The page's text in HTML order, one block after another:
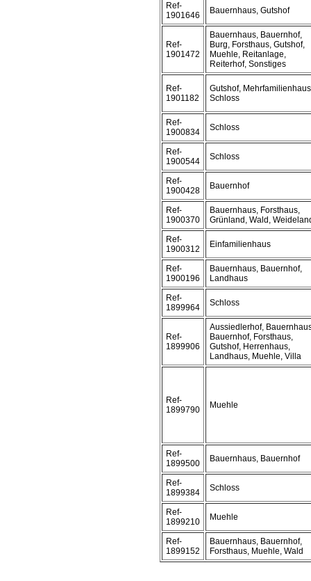
Ref-
1901646
Bauernhaus, Gutshof
Ref-
1901472
Bauernhaus, Bauernhof,
Burg, Forsthaus, Gutshof,
Muehle, Reitanlage,
Reiterhof, Sonstiges
Ref-
1901182
Gutshof,
Schloss
Ref-
1900834
Schloss
Ref-
1900544
Schloss
Ref-
1900428
Bauernhof
Ref-
1900370
Bauernhaus, Forsthaus,
Grünland, Wald,
Ref-
1900312
Einfamilienhaus
Ref-
1900196
Bauernhaus, Bauernhof,
Landhaus
Ref-
1899964
Schloss
Ref-
1899906
Aussiedlerhof,
Bauernhof, Forsthaus,
Gutshof, Herrenhaus,
Landhaus, Muehle, Villa
Ref-
1899790
Muehle
Ref-
1899500
Bauernhaus, Bauernhof
Ref-
1899384
Schloss
Ref-
1899210
Muehle
Ref-
1899152
Bauernhaus, Bauernhof,
Forsthaus, Muehle, Wald